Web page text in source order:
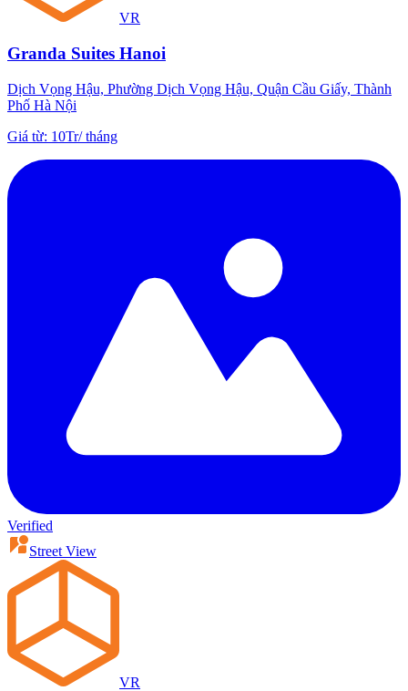
VR
Granda Suites Hanoi
Dịch Vọng Hậu, Phường Dịch Vọng Hậu, Quận Cầu Giấy, Thành
Phố Hà Nội
Giá từ: 10Tr/tháng
Verified
Street View
VR